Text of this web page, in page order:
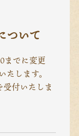
ついて
までに変更
します。
付いたしま